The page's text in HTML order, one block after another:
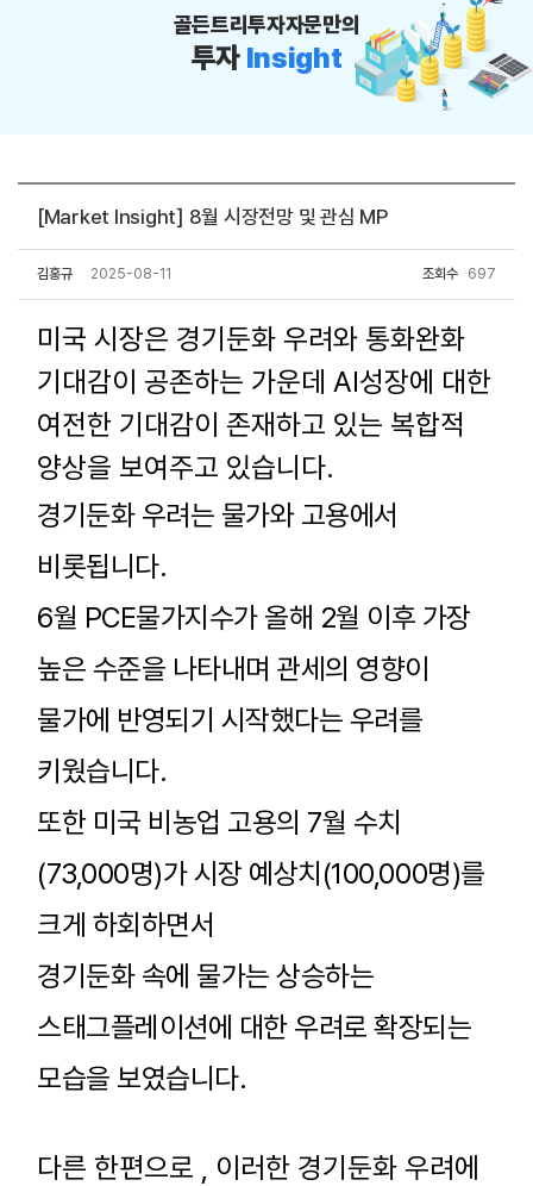
골든트리투자자문만의
투자 Insight
[Market Insight] 8월 시장전망 및 관심 MP
김홍규 2025-08-11 조회수 697
미국 시장은 경기둔화 우려와 통화완화
기대감이 공존하는 가운데 AI성장에 대한
여전한 기대감이 존재하고 있는 복합적
양상을 보여주고 있습니다.
경기둔화 우려는 물가와 고용에서
비롯됩니다.
6월 PCE물가지수가 올해 2월 이후 가장
높은 수준을 나타내며 관세의 영향이
물가에 반영되기 시작했다는 우려를
키웠습니다.
또한 미국 비농업 고용의 7월 수치
(73,000명)가 시장 예상치 (100,000명)를
크게 하회하면서
경기둔화 속에 물가는 상승하는
스태그플레이션에 대한 우려로 확장되는
모습을 보였습니다.
다른 한편으로 , 이러한 경기둔화 우려에